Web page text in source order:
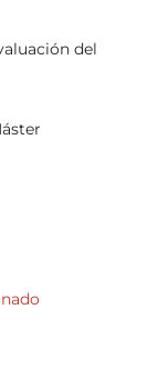
del